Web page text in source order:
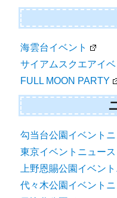
海雲台イベント
サイアムスクエアイベ
FULL MOON PARTY
勾当台公園イベント
東京イベントニュース
上野恩賜公園イベン
代々木公園イベント